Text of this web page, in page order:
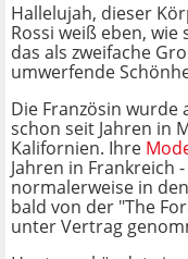
Hallelujah, dieser
Rossi weiß eben, wie
das als zweifache
umwerfende
Die Französin wurde
schon seit Jahren in
Kalifornien. Ihre
Jahren in Frankreich
normalerweise in
bald von der "The
unter Vertrag